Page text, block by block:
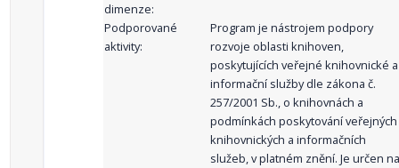
dimenze:
Podporované
aktivity:
Program je nástrojem podpory
rozvoje oblasti knihoven,
poskytujících veřejné knihovnické a
informační služby dle zákona č.
257/2001 Sb., o knihovnách a
podmínkách poskytování veřejných
knihovnických a informačních
služeb, v platném znění. Je určen na